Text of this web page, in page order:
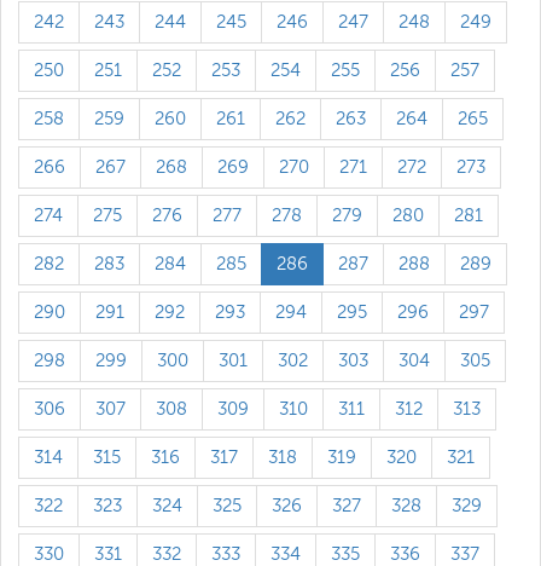
242 243 244 245 246 247 248 249
250 251 252 253 254 255 256 257
258 259 260 261 262 263 264 265
266 267 268 269 270 271 272 273
274 275 276 277 278 279 280 281
282 283 284 285 286 287 288 289
290 291 292 293 294 295 296 297
298 299 300 301 302 303 304 305
306 307 308 309 310 311 312 313
314 315 316 317 318 319 320 321
322 323 324 325 326 327 328 329
330 331 332 333 334 335 336 337